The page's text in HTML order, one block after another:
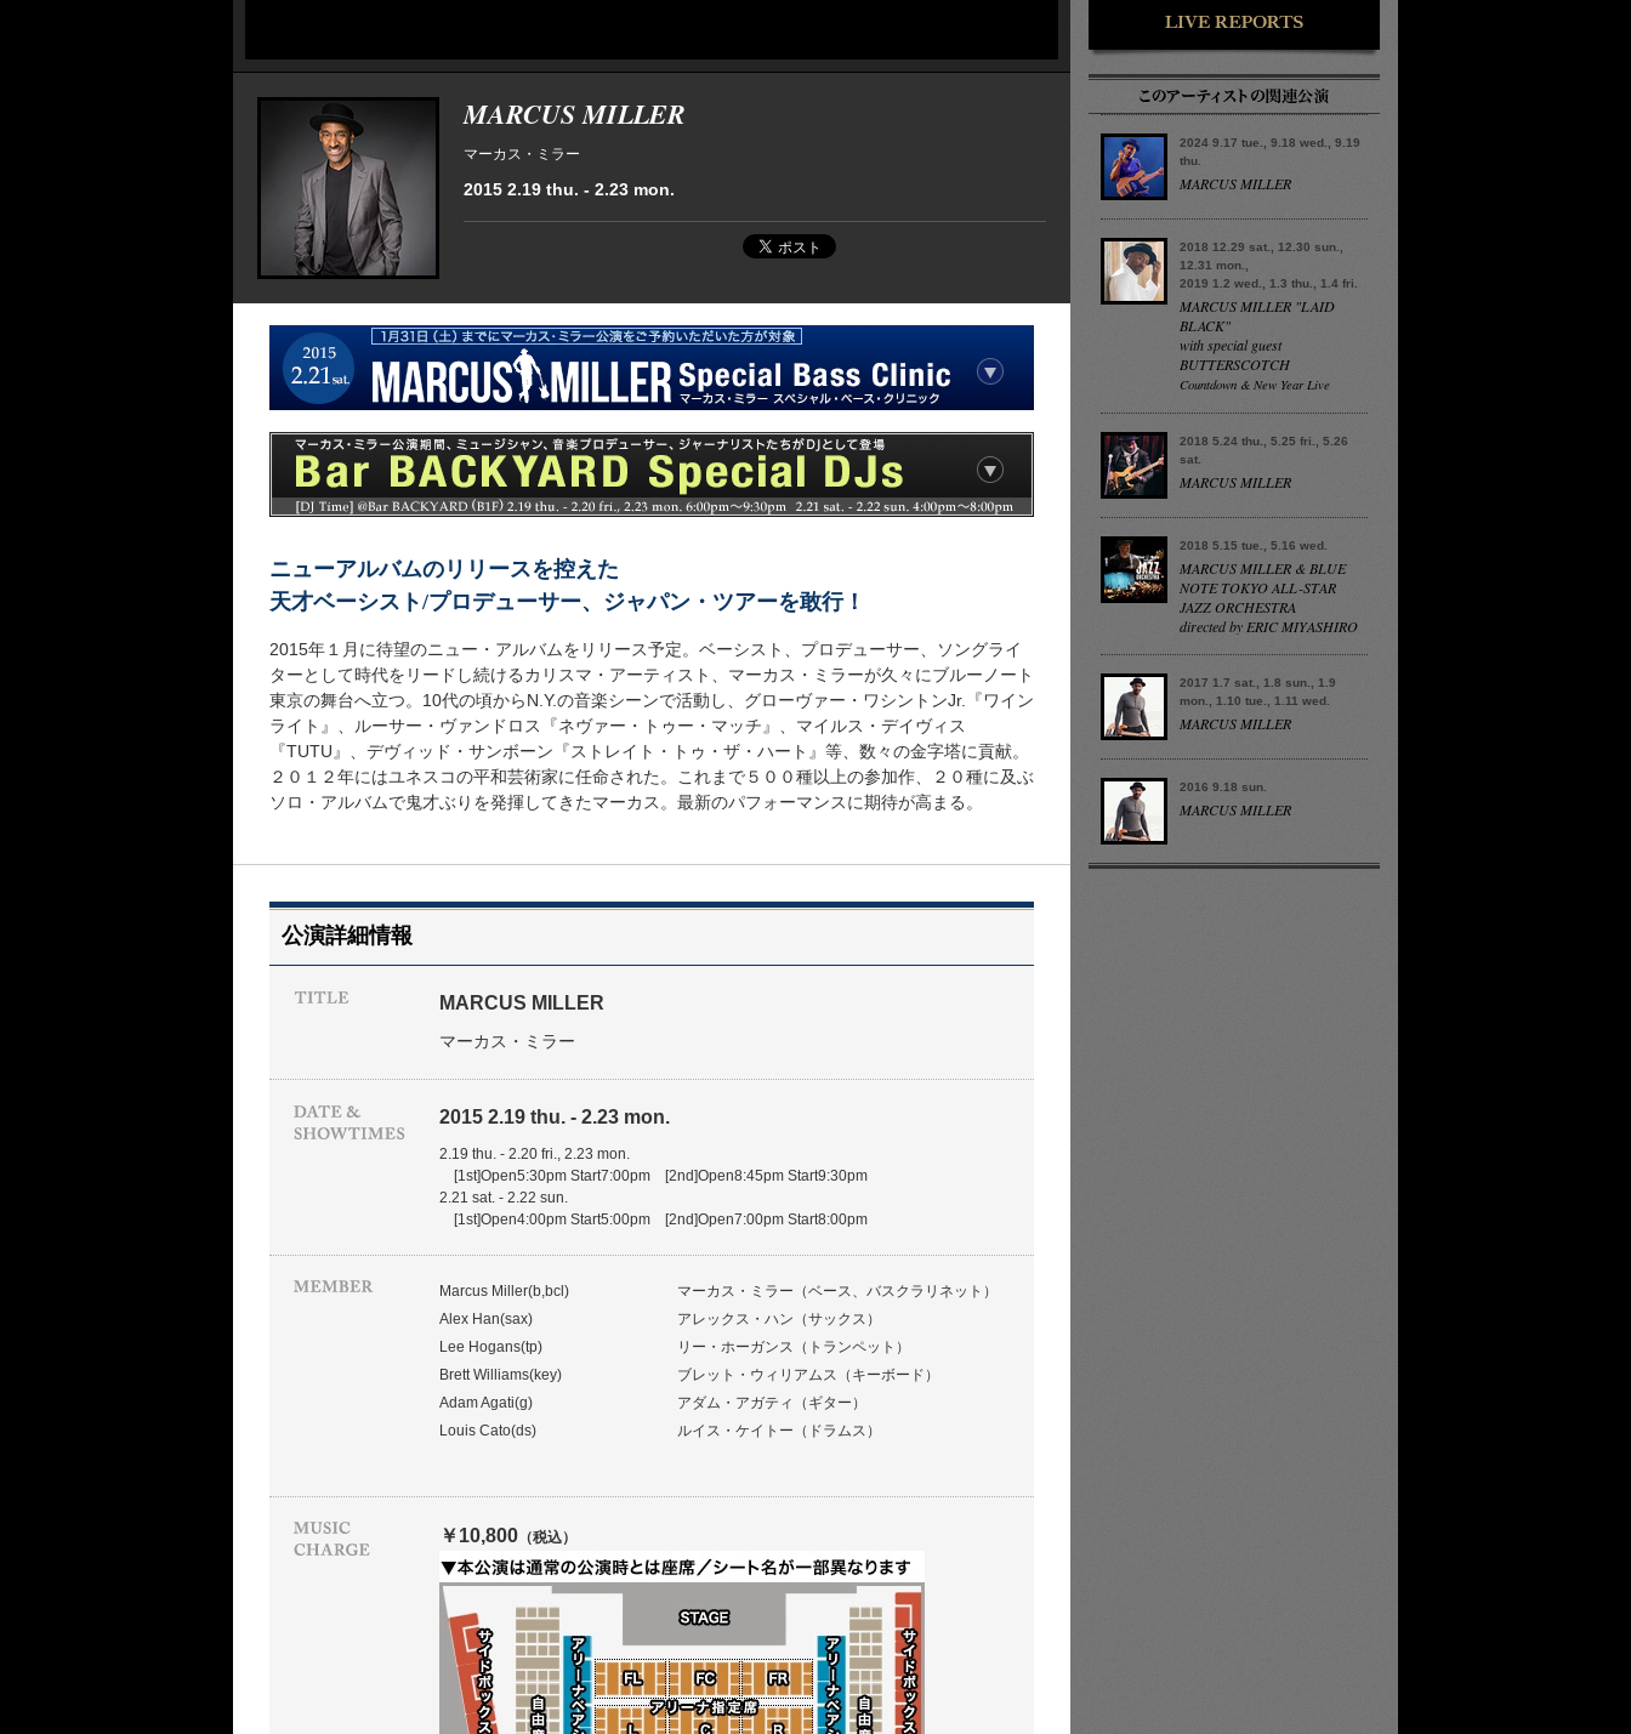
MARCUS MILLER
マーカス・ミラー
2015 2.19 thu. - 2.23 mon.
ニューアルバムのリリースを控えた
天才ベーシスト/プロデューサー、ジャパン・ツアーを敢行！
2015年１月に待望のニュー・アルバムをリリース予定。ベーシスト、プロデューサー、ソングライ
ターとして時代をリードし続けるカリスマ・アーティスト、マーカス・ミラーが久々にブルーノート
東京の舞台へ立つ。10代の頃からN.Y.の音楽シーンで活動し、グローヴァー・ワシントンJr.『ワイン
ライト』、ルーサー・ヴァンドロス『ネヴァー・トゥー・マッチ』、マイルス・デイヴィス
『TUTU』、デヴィッド・サンボーン『ストレイト・トゥ・ザ・ハート』等、数々の金字塔に貢献。
２０１２年にはユネスコの平和芸術家に任命された。これまで５００種以上の参加作、２０種に及ぶ
ソロ・アルバムで鬼才ぶりを発揮してきたマーカス。最新のパフォーマンスに期待が高まる。
公演詳細情報
MARCUS MILLER
マーカス・ミラー
2015 2.19 thu. - 2.23 mon.
2.19 thu. - 2.20 fri., 2.23 mon.
[1st]Open5:30pm Start7:00pm [2nd]Open8:45pm Start9:30pm
2.21 sat. - 2.22 sun.
[1st]Open4:00pm Start5:00pm [2nd]Open7:00pm Start8:00pm
Marcus Miller(b,bcl)
マーカス・ミラー（ベース、バスクラリネット）
Alex Han(sax)
アレックス・ハン（サックス）
Lee Hogans(tp)
リー・ホーガンス（トランペット）
Brett Williams(key)
ブレット・ウィリアムス（キーボード）
Adam Agati(g)
アダム・アガティ（ギター）
Louis Cato(ds)
ルイス・ケイトー（ドラムス）
￥10,800 （税込）
2024 9.17 tue., 9.18 wed., 9.19
thu.
MARCUS MILLER
2018 12.29 sat., 12.30 sun.,
12.31 mon.,
2019 1.2 wed., 1.3 thu., 1.4 fri.
MARCUS MILLER "LAID
BLACK"
with special guest
BUTTERSCOTCH
Countdown & New Year Live
2018 5.24 thu., 5.25 fri., 5.26
sat.
MARCUS MILLER
2018 5.15 tue., 5.16 wed.
MARCUS MILLER & BLUE
NOTE TOKYO ALL-STAR
JAZZ ORCHESTRA
directed by ERIC MIYASHIRO
2017 1.7 sat., 1.8 sun., 1.9
mon., 1.10 tue., 1.11 wed.
MARCUS MILLER
2016 9.18 sun.
MARCUS MILLER